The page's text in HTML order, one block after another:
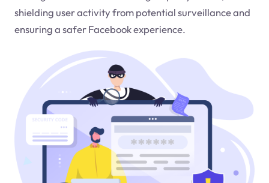
shielding user activity from potential surveillance and
ensuring a safer Facebook experience.